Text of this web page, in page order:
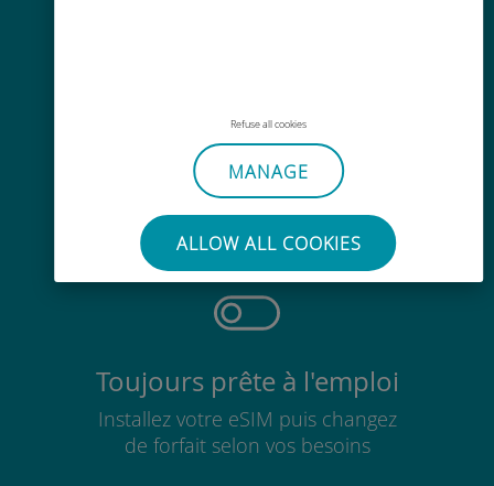
Refuse all cookies
MANAGE
ALLOW ALL COOKIES
Sans effort
Pas besoin de retirer votre carte
Toujours prête à l'emploi
Installez votre eSIM puis changez
de forfait selon vos besoins